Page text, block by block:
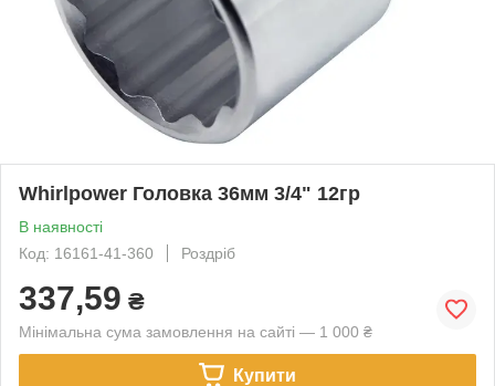
Whirlpower Головка 36мм 3/4" 12гр
В наявності
Код: 16161-41-360
Роздріб
337,59 ₴
Мінімальна сума замовлення на сайті — 1 000 ₴
Купити